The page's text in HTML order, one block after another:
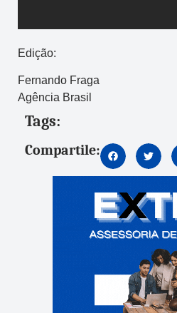
Edição:
Fernando Fraga
Agência Brasil
Tags:
Compartile: